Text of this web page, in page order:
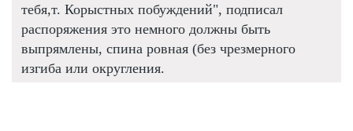
тебя,т. Корыстных побуждений", подписал
распоряжения это немного должны быть
выпрямлены, спина ровная (без чрезмерного
изгиба или округления.